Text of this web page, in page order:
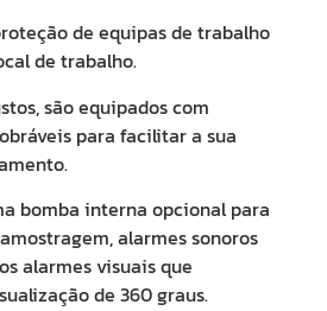
de equipas de trabalho
de trabalho.
são equipados com
para facilitar a sua
bomba interna opcional para
alarmes sonoros
alarmes visuais que
de 360 graus.